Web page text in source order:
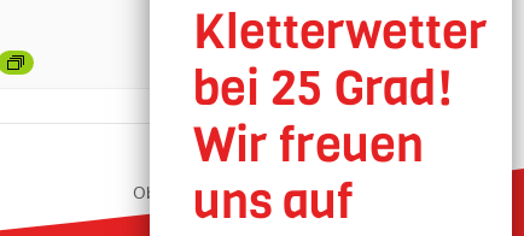
Oberhausen geöffnet